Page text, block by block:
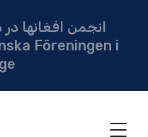
انجمن افغانها